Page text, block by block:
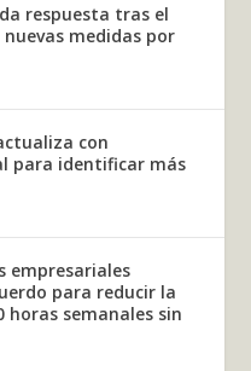
respuesta tras el
medidas por
con
para identificar más
empresariales
para reducir la
semanales sin